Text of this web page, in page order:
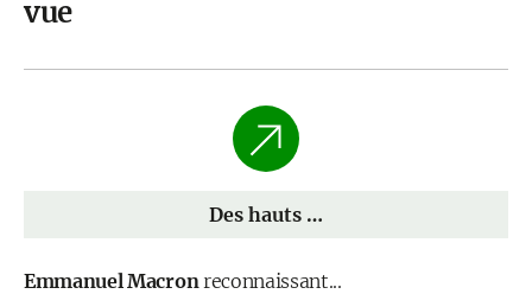
vue
Des hauts …
Emmanuel Macronreconnaissant...